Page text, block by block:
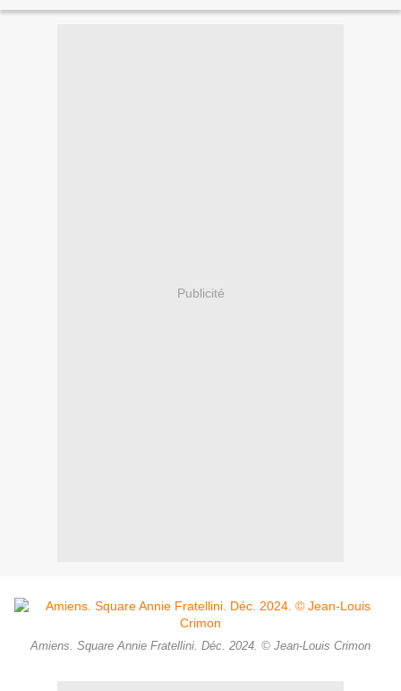
Publicité
Amiens. Square Annie Fratellini. Déc. 2024. © Jean-Louis Crimon